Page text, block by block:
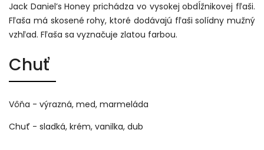
Jack Daniel’s Honey prichádza vo vysokej obdĺžnikovej fľaši.
Fľaša má skosené rohy, ktoré dodávajú fľaši solídny mužný
vzhľad. Fľaša sa vyznačuje zlatou farbou.
Chuť
Vôňa - výrazná, med, marmeláda
Chuť - sladká, krém, vanilka, dub